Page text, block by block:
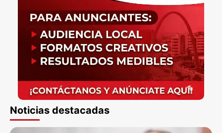
Noticias destacadas